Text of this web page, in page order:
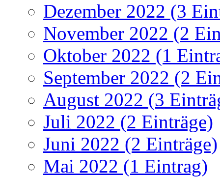
Dezember 2022 (3
November 2022 (2
Oktober 2022 (1
September 2022 (2
August 2022 (3
Juli 2022 (2 Einträge)
Juni 2022 (2 Einträge)
Mai 2022 (1 Eintrag)